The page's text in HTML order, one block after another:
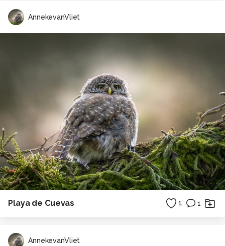
AnnekevanVliet
Playa de Cuevas 1 1
AnnekevanVliet